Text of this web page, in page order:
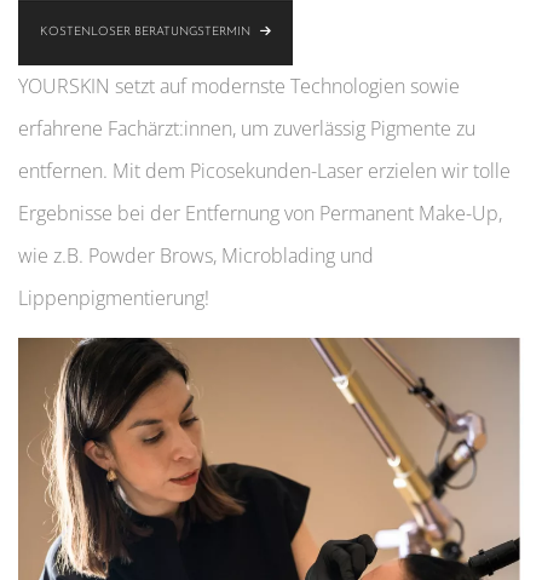
KOSTENLOSER BERATUNGSTERMIN
YOURSKIN setzt auf modernste Technologien sowie
erfahrene Fachärzt:innen, um zuverlässig Pigmente zu
entfernen. Mit dem Picosekunden-Laser erzielen wir tolle
Ergebnisse bei der Entfernung von Permanent Make-Up,
wie z.B. Powder Brows, Microblading und
Lippenpigmentierung!